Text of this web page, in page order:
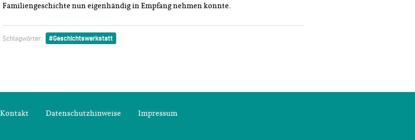
Familiengeschichte nun eigenhändig in Empfang nehmen konnte.
Schlagwörter: Geschichtswerkstatt
Kontakt Datenschutzhinweise Impressum